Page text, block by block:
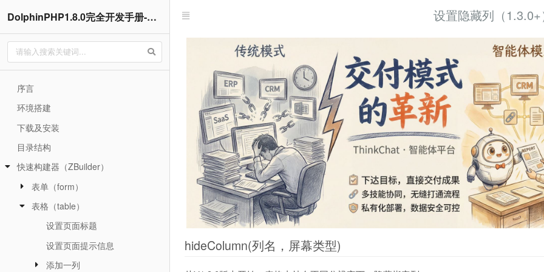
DolphinPHP1.8.0完全开发手册-基于ThinkPHP5.1.42LTS的快速开发框架
序言
环境搭建
下载及安装
目录结构
快速构建器（ZBuilder）
表单（form）
表格（table）
设置页面标题
设置页面提示信息
添加一列
设置隐藏列（1.3.0+
hideColumn(列名，屏幕类型)